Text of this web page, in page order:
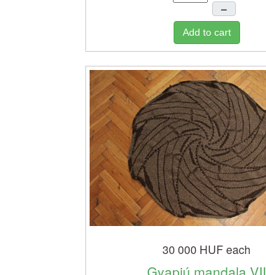
–
Add to cart
30 000 HUFeach